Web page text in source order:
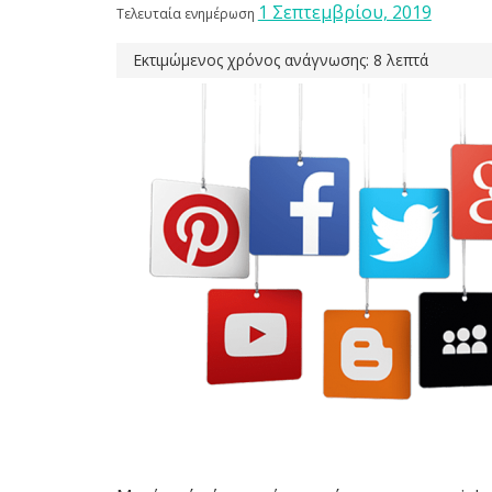
Τελευταία ενημέρωση 1 Σεπτεμβρίου, 2019
Εκτιμώμενος χρόνος ανάγνωσης: 8 λεπτά